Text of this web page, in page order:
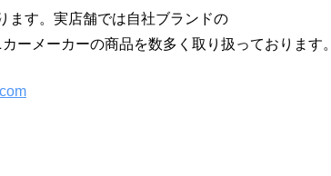
ます。実店舗では自社ブランドの
ーメーカーの商品を数多く取り扱っております。